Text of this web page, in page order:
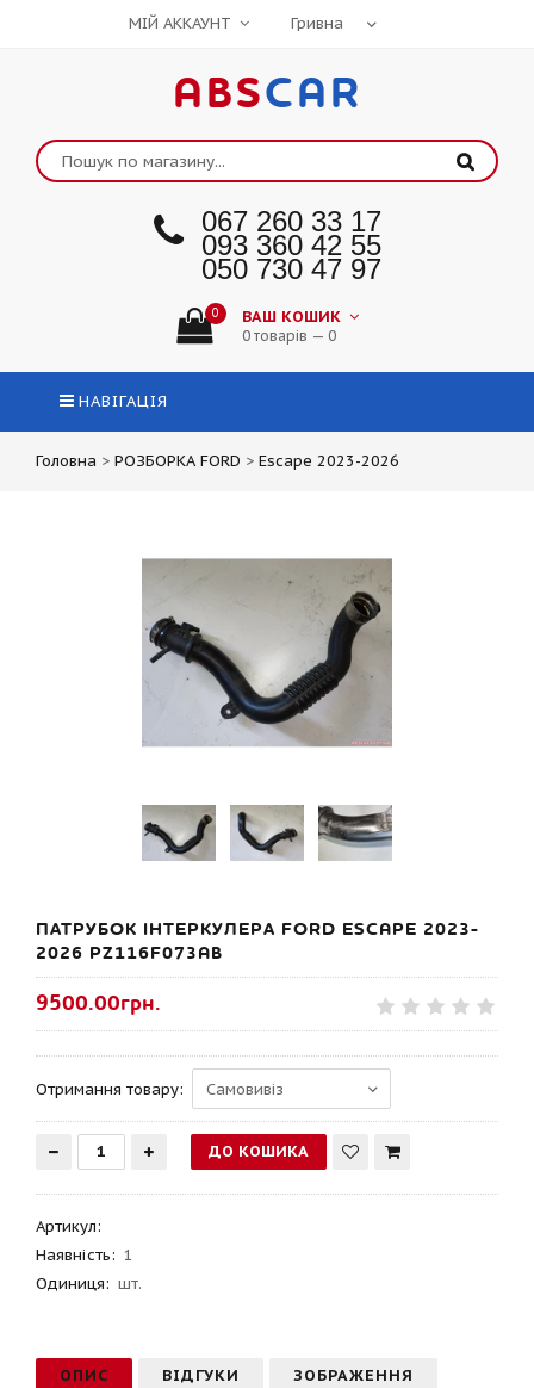
МІЙ АККАУНТ
ABSCAR
067 260 33 17
093 360 42 55
050 730 47 97
0 ВАШ КОШИК
0 товарів — 0
НАВІГАЦІЯ
Головна > РОЗБОРКА FORD > Escape 2023-2026
ПАТРУБОК ІНТЕРКУЛЕРА FORD ESCAPE 2023-
2026 PZ116F073AB
9500.00грн.
Отримання товару:
Артикул:
Наявність: 1
Одиниця: шт.
ОПИС ВІДГУКИ ЗОБРАЖЕННЯ